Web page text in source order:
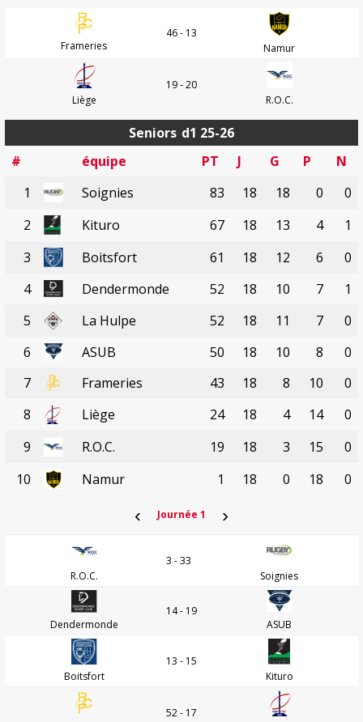
Frameries
46 - 13
Namur
Liège
19 - 20
R.O.C.
Seniors d1 25-26
#
équipe PT J G P
N
1
Soignies 83 18 18 0
0
2
Kituro 67 18 13 4
1
3
Boitsfort 61 18 12 6
0
4
Dendermonde 52 18 10 7
1
5
La Hulpe 52 18 11 7
0
6
ASUB 50 18 10 8
0
7
Frameries 43 18 8 10
0
8
Liège 24 18 4 14
0
9
R.O.C. 19 18 3 15
0
10
Namur 1 18 0 18 0
‹ Journée 1 ›
R.O.C.
3 - 33
Soignies
Dendermonde
14 - 19
ASUB
Boitsfort
13 - 15
Kituro
52 - 17